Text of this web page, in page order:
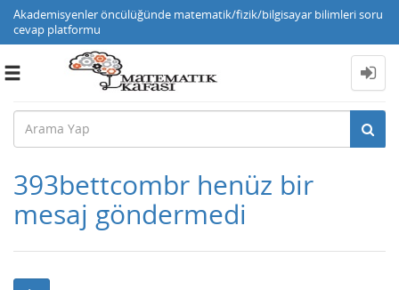
Akademisyenler öncülüğünde matematik/fizik/bilgisayar bilimleri soru
cevap platformu
Toggle
393bettcombr henüz bir
mesaj göndermedi